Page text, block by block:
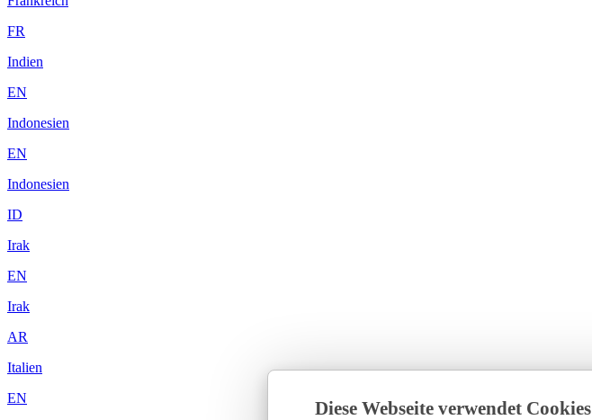
Diese Webseite verwendet Cookies
FR
Indien
EN
Indonesien
EN
Indonesien
ID
Irak
EN
Irak
AR
Italien
EN